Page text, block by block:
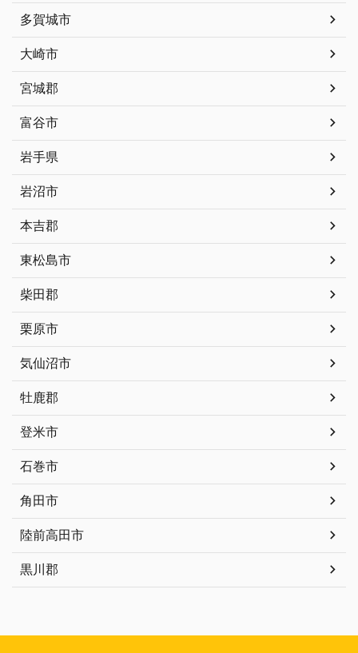
多賀城市
大崎市
宮城郡
富谷市
岩手県
岩沼市
本吉郡
東松島市
柴田郡
栗原市
気仙沼市
牡鹿郡
登米市
石巻市
角田市
陸前高田市
黒川郡